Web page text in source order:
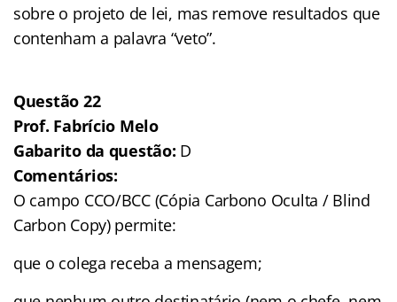
sobre o projeto de lei, mas remove resultados que
contenham a palavra “veto”.
Questão 22
Prof. Fabrício Melo
Gabarito da questão: D
Comentários:
O campo CCO/BCC (Cópia Carbono Oculta / Blind
Carbon Copy) permite:
que o colega receba a mensagem;